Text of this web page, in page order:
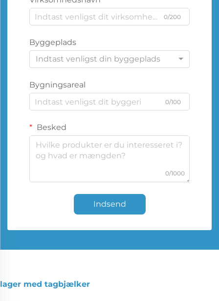
0/200
Byggeplads
Indtast venligst din byggeplads
Bygningsareal
0/100
Besked
0/1000
Indsend
lager med tagbjælker